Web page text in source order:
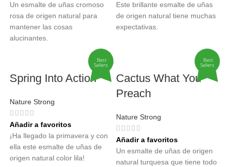
Un esmalte de uñas cromoso
rosa de origen natural para
mantener las cosas
alucinantes.
Este brillante esmalte de uñas
de origen natural tiene muchas
expectativas.
Best
Sellers
Spring Into Action
Nature Strong
Añadir a favoritos
¡Ha llegado la primavera y con
ella este esmalte de uñas de
origen natural color lila!
Best
Sellers
Cactus What You
Preach
Nature Strong
Añadir a favoritos
Un esmalte de uñas de origen
natural turquesa que tiene todo